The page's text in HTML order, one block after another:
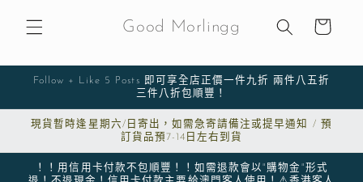
容 Good Morlingg
物
Follow + Like 5 Posts 即可享全店正價一件九折 兩件八五折
三件八折包順豐！
現貨暫時逢星期六/日寄出，如需急寄請備注或提早通知 / 預
訂貨品預7-14日左右到貨
！！用信用卡付款不包順豐！！如需退款會以"購物金"形式